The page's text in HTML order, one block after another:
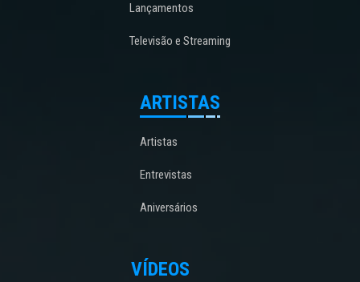
Lançamentos
Televisão e Streaming
ARTISTAS
Artistas
Entrevistas
Aniversários
VÍDEOS